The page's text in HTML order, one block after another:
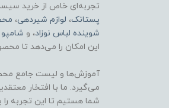
تجربه‌ای خاص از خرید
پستانک، لوازم شیردهی،
شوینده لباس نوزاد، و شامپو
این امکان را می‌دهد تا
آموزش‌ها و لیست جامع
می‌گیرد. ما با افتخار
شما هستیم تا این تجربه را